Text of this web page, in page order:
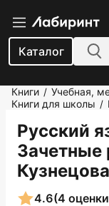
Каталог
Книги / Учебная,
Книги для школы /
Русский
Кузнецова
4.6(4